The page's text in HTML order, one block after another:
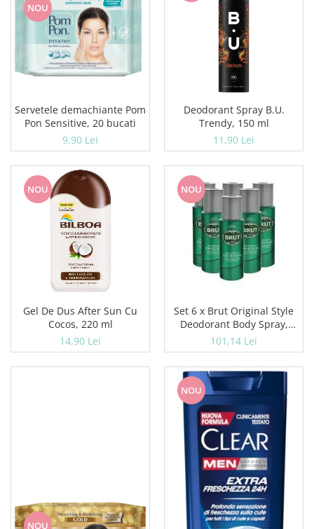
Seturi cadou
NOU
Servetele demachiante Pom
Pon Sensitive, 20 bucati
9,90 Lei
Deodorant Spray B.U.
Trendy, 150 ml
11,90 Lei
NOU
Gel De Dus After Sun Cu
Cocos, 220 ml
14,90 Lei
NOU
Set 6 x Brut Original Style
Deodorant Body Spray,
Fresh, Verde 200 ml
101,14 Lei
NOU
NOU